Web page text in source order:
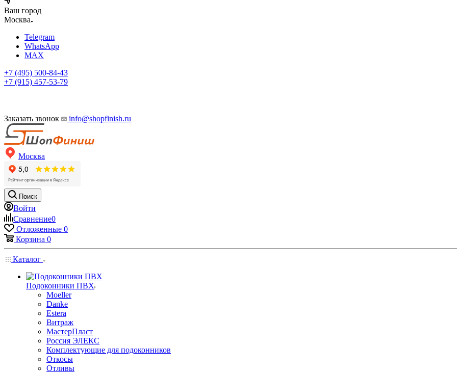
Ваш город
Москва
Telegram
WhatsApp
MAX
+7 (495) 500-84-43
+7 (915) 457-53-79
Заказать звонок info@shopfinish.ru
Москва
Поиск
Войти
Сравнение0
Отложенные 0
Корзина 0
Каталог
Подоконники ПВХ
Moeller
Danke
Estera
Витраж
МастерПласт
Россия ЭЛЕКС
Комплектующие для подоконников
Откосы
Отливы